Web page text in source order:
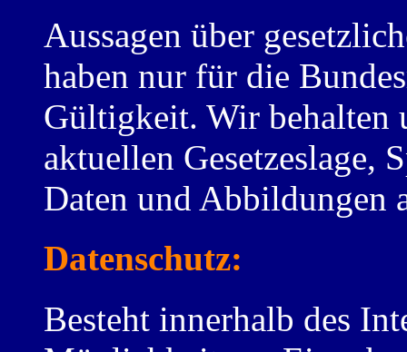
Aussagen über
haben nur für die
Gültigkeit. Wir behalten
aktuellen Gesetzeslage,
Daten und Abbildungen
Datenschutz:
Besteht innerhalb des